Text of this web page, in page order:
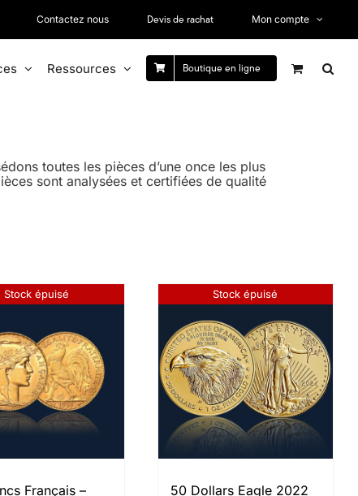
Contactez nous Devis de rachat Mon compte
Ressources Boutique en ligne
toutes les pièces d’une once les plus
sont analysées et certifiées de qualité
Stock épuisé
Français –
Stock épuisé
50 Dollars Eagle 2022